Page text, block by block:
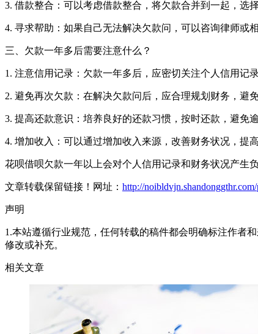
3. 借款整合：可以考虑借款整合，将欠款合并到一起，选
4. 寻求帮助：如果自己无法解决欠款问，可以咨询律师或
三、欠款一年多后需要注意什么？
1. 注意信用记录：欠款一年多后，应密切关注个人信用记
2. 避免再次欠款：在解决欠款问后，应合理规划财务，避
3. 提高还款意识：培养良好的还款习惯，按时还款，避免
4. 增加收入：可以通过增加收入来源，改善财务状况，提高
花呗借呗欠款一年以上会对个人信用记录和财务状况产生
文章转载保留链接！网址： http://
声明
1.本站遵循行业规范，任何转载的稿件都会明确标注作者
修改或补充。
相关文章